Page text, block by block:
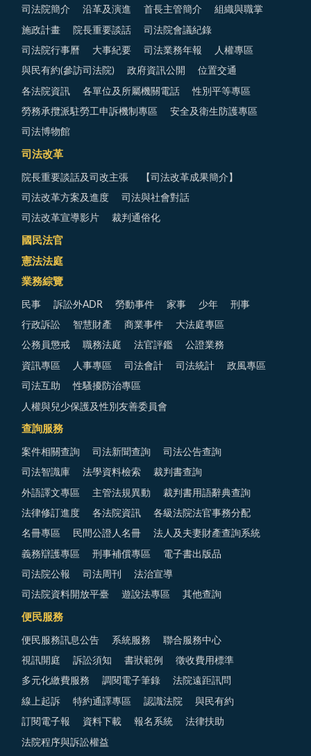
司法院簡介 沿革及演進 首長主管簡介 組織與職掌
施政計畫 院長重要談話 司法院會議紀錄
司法院行事曆 大事紀要 司法業務年報 人權專區
與民有約(參訪司法院) 政府資訊公開 位置交通
各法院資訊 各單位及所屬機關電話 性別平等專區
勞務承攬派駐勞工申訴機制專區 安全及衛生防護專區
司法博物館
司法改革
院長重要談話及司改主張 【司法改革成果簡介】
司法改革方案及進度 司法與社會對話
司法改革宣導影片 裁判通俗化
國民法官
憲法法庭
業務綜覽
民事 訴訟外ADR 勞動事件 家事 少年 刑事
行政訴訟 智慧財產 商業事件 大法庭專區
公務員懲戒 職務法庭 法官評鑑 公證業務
資訊專區 人事專區 司法會計 司法統計 政風專區
司法互助 性騷擾防治專區
人權與兒少保護及性別友善委員會
查詢服務
案件相關查詢 司法新聞查詢 司法公告查詢
司法智識庫 法學資料檢索 裁判書查詢
外語譯文專區 主管法規異動 裁判書用語辭典查詢
法律修訂進度 各法院資訊 各級法院法官事務分配
名冊專區 民間公證人名冊 法人及夫妻財產查詢系統
義務辯護專區 刑事補償專區 電子書出版品
司法院公報 司法周刊 法治宣導
司法院資料開放平臺 遊說法專區 其他查詢
便民服務
便民服務訊息公告 系統服務 聯合服務中心
視訊開庭 訴訟須知 書狀範例 徵收費用標準
多元化繳費服務 調閱電子筆錄 法院遠距訊問
線上起訴 特約通譯專區 認識法院 與民有約
訂閱電子報 資料下載 報名系統 法律扶助
法院程序與訴訟權益